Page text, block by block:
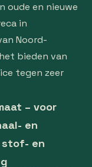
oude en nieuwe
in
Noord-
bieden van
tegen zeer
– voor
en
stof- en